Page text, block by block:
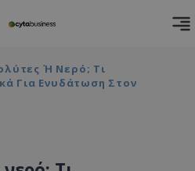
Ή Νερό; Τι
Για Ενυδάτωση Στον